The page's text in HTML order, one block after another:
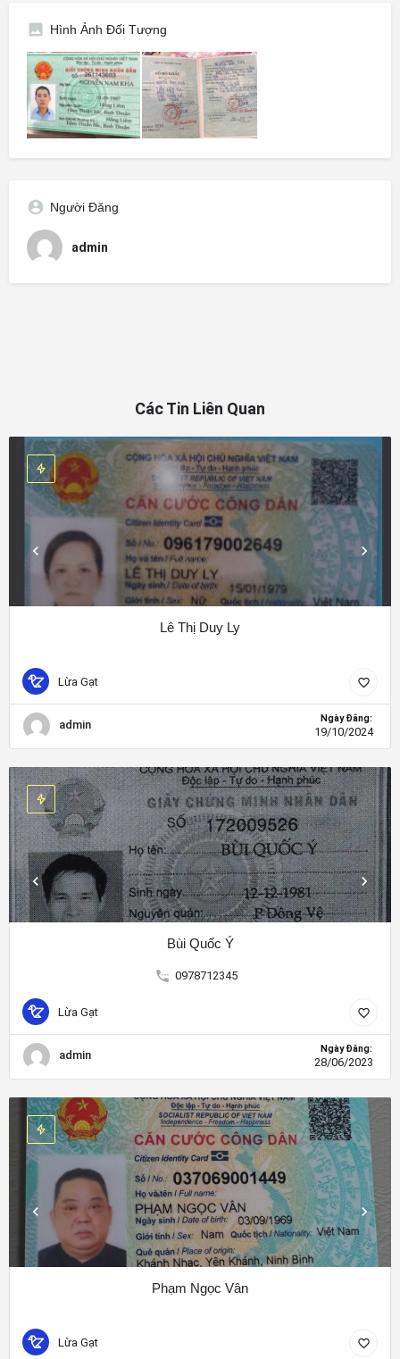
Hình Ảnh Đối Tượng
Người Đăng
admin
Các Tin Liên Quan
Lê Thị Duy Ly
Lừa Gạt
admin Ngày Đăng:
19/10/2024
Bùi Quốc Ý
0978712345
Lừa Gạt
admin Ngày Đăng:
28/06/2023
Phạm Ngọc Vân
Lừa Gạt